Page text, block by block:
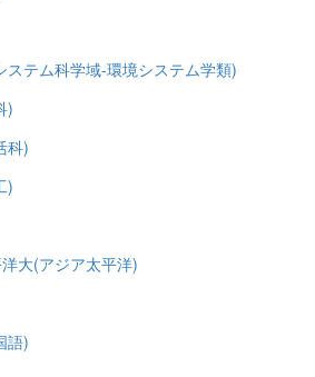
ステム科学域-環境システム学類)
)
科)
)
大(アジア太平洋)
語)